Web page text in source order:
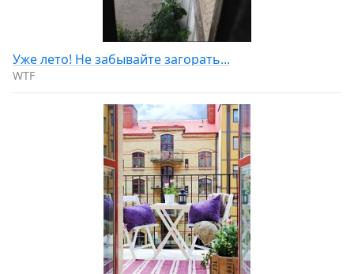
Уже лето! Не забывайте загорать...
WTF